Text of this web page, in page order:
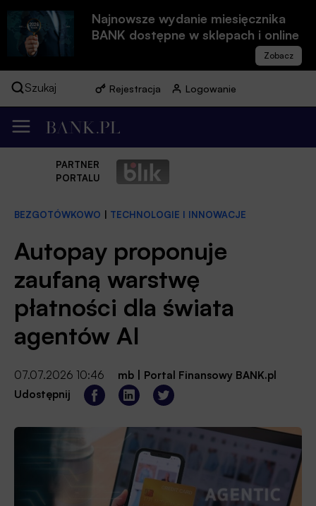
Najnowsze wydanie miesięcznika
BANK dostępne w sklepach i online
Szukaj Rejestracja Logowanie
PARTNER
PORTALU
BEZGOTÓWKOWO TECHNOLOGIE I INNOWACJE
Autopay proponuje
zaufaną warstwę
płatności dla świata
agentów AI
07.07.2026 10:46 mb
Portal Finansowy BANK.pl
Udostępnij